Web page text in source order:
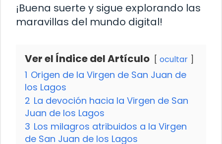
¡Buena suerte y sigue explorando las
maravillas del mundo digital!
Ver el Índice del Artículo ocultar
1 Origen de la Virgen de San Juan de
los Lagos
2 La devoción hacia la Virgen de San
Juan de los Lagos
3 Los milagros atribuidos a la Virgen
de San Juan de los Lagos